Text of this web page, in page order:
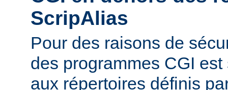
ScripAlias
Pour des raisons de
des programmes CGI
aux répertoires définis